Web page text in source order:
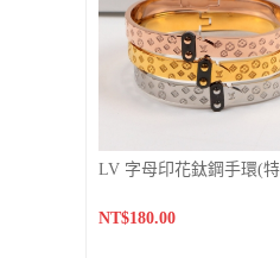
LV 字母印花鈦鋼手環(
NT$180.00